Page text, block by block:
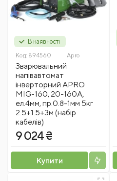
В наявності
Код: 894560 Apro
Зварювальний
напівавтомат
інверторний APRO
MIG-160, 20-160А,
ел.4мм, пр.0.8-1мм 5кг
2.5+1.5+3м (набір
кабелів)
9 024 ₴
Купити